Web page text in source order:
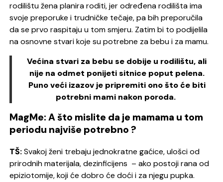
rodilištu žena planira roditi, jer određena rodilišta ima
svoje preporuke i trudničke tečaje, pa bih preporučila
da se prvo raspitaju u tom smjeru. Zatim bi to podijelila
na osnovne stvari koje su potrebne za bebu i za mamu.
Većina stvari za bebu se dobije u rodilištu, ali
nije na odmet ponijeti sitnice poput pelena.
Puno veći izazov je pripremiti ono što će biti
potrebni mami nakon poroda.
MagMe: A što mislite da je mamama u tom
periodu najviše potrebno ?
TŠ:Svakoj ženi trebaju jednokratne gaćice, ulošci od
prirodnih materijala, dezinficijens – ako postoji rana od
epiziotomije, koji će dobro će doći i za njegu pupka.